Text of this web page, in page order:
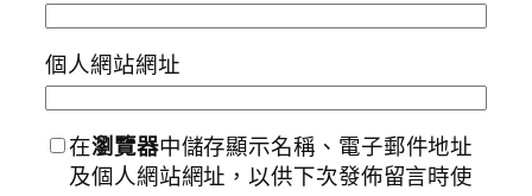
個人網站網址
在瀏覽器中儲存顯示名稱、電子郵件地址
及個人網站網址，以供下次發佈留言時使